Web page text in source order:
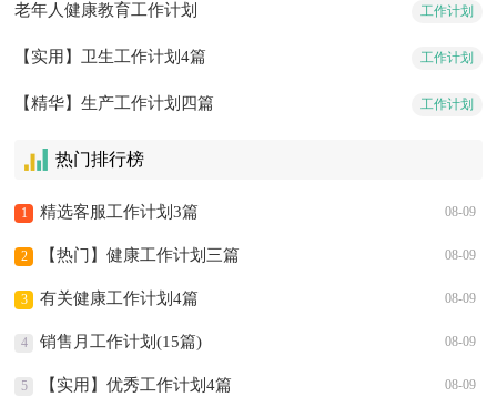
工作计划
老年人健康教育工作计划
工作计划
【实用】卫生工作计划4篇
工作计划
【精华】生产工作计划四篇
热门排行榜
1 08-09
精选客服工作计划3篇
2 08-09
【热门】健康工作计划三篇
3 08-09
有关健康工作计划4篇
4 08-09
销售月工作计划(15篇)
5 08-09
【实用】优秀工作计划4篇